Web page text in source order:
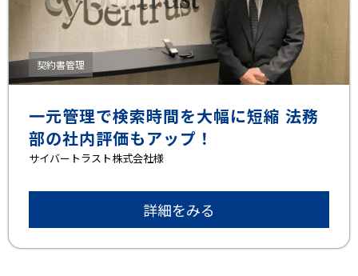
契約書管理
一元管理で検索時間を大幅に短縮 法務
部の社内評価もアップ！
サイバートラスト株式会社様
詳細をみる